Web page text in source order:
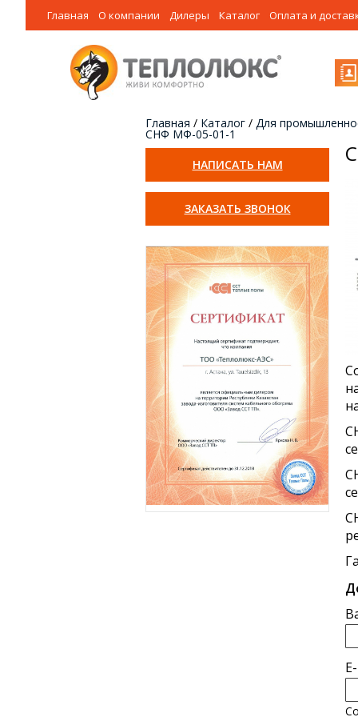
Главная О компании Дилеры Каталог Оплата и
НАПИСАТЬ НАМ
ЗАКАЗАТЬ ЗВОНОК
Главная / Каталог / Для
СНФ МФ-05-01-1